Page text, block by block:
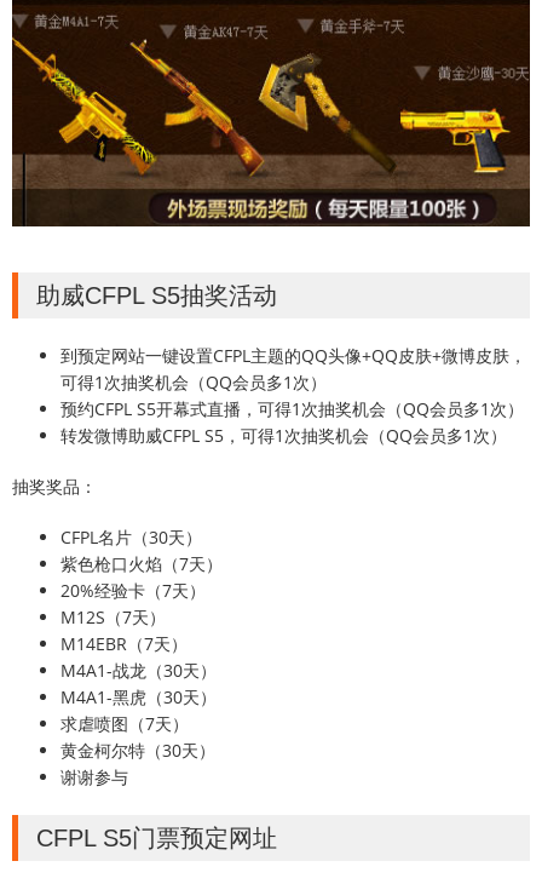
助威CFPL S5抽奖活动
到预定网站一键设置CFPL主题的QQ头像+QQ皮肤+微博皮肤，
可得1次抽奖机会（QQ会员多1次）
预约CFPL S5开幕式直播，可得1次抽奖机会（QQ会员多1次）
转发微博助威CFPL S5，可得1次抽奖机会（QQ会员多1次）
抽奖奖品：
CFPL名片（30天）
紫色枪口火焰（7天）
20%经验卡（7天）
M12S（7天）
M14EBR（7天）
M4A1-战龙（30天）
M4A1-黑虎（30天）
求虐喷图（7天）
黄金柯尔特（30天）
谢谢参与
CFPL S5门票预定网址